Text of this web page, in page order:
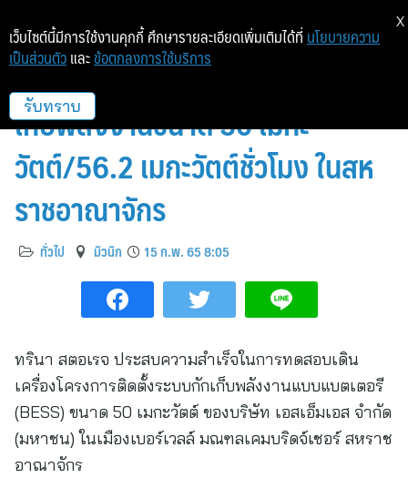
ทรินา สตอเรจ เปิดทดสอบระบบกัก
เก็บพลังงานขนาด 50 เมกะ
วัตต์/56.2 เมกะวัตต์ชั่วโมง ในสห
ราชอาณาจักร
ทั่วไป มิวนิก 15 ก.พ. 65 8:05
ทรินา สตอเรจ ประสบความสำเร็จในการทดสอบเดิน
เครื่องโครงการติดตั้งระบบกักเก็บพลังงานแบบแบตเตอรี
(BESS) ขนาด 50 เมกะวัตต์ ของบริษัท เอสเอ็มเอส จำกัด
(มหาชน) ในเมืองเบอร์เวลล์ มณฑลเคมบริดจ์เชอร์ สหราช
อาณาจักร
เว็บไซต์นี้มีการใช้งานคุกกี้ ศึกษารายละเอียดเพิ่มเติมได้ที่ นโยบายความ
เป็นส่วนตัว และ ข้อตกลงการใช้บริการ
รับทราบ
X